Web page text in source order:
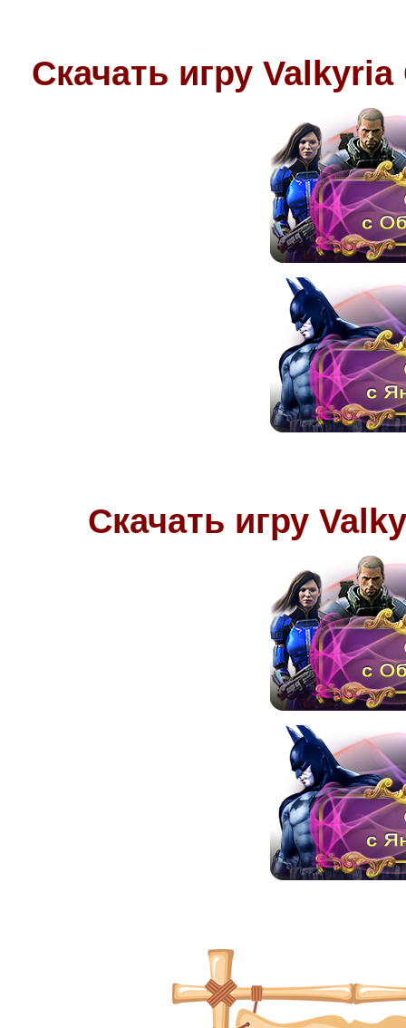
Скачать игру
Скачать игру